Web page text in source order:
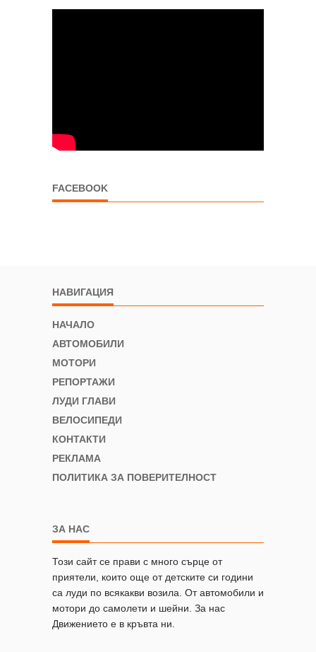
FACEBOOK
НАВИГАЦИЯ
НАЧАЛО
АВТОМОБИЛИ
МОТОРИ
РЕПОРТАЖИ
ЛУДИ ГЛАВИ
ВЕЛОСИПЕДИ
КОНТАКТИ
РЕКЛАМА
ПОЛИТИКА ЗА ПОВЕРИТЕЛНОСТ
ЗА НАС
Този сайт се прави с много сърце от
приятели, които още от детските си години
са луди по всякакви возила. От автомобили и
мотори до самолети и шейни. За нас
Движението е в кръвта ни.